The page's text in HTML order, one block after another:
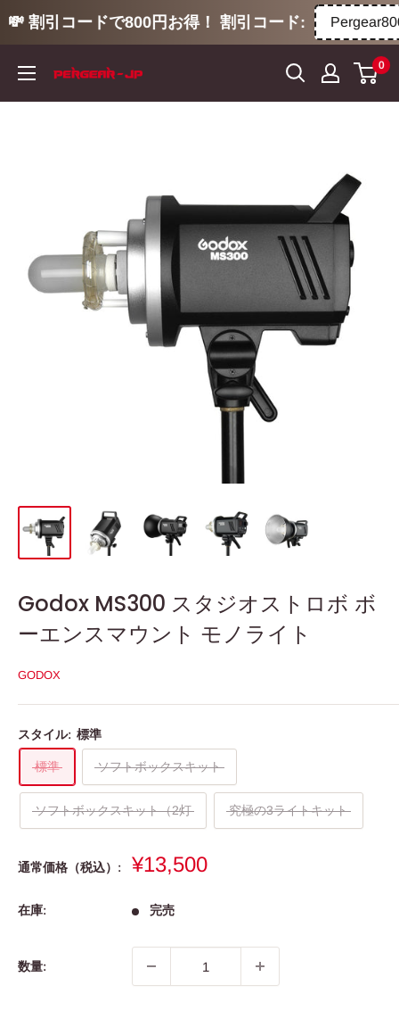
割引コードで800円お得！ 割引コード: Pergear800
テ
0
Godox MS300 スタジオストロボ ボ
ーエンスマウント モノライト
GODOX
スタイル: 標準
標準 ソフトボックスキット
ソフトボックスキット（2灯 究極の3ライトキット
通常価格（税込）:
販
価
¥13,500
在庫: 完売
数量: